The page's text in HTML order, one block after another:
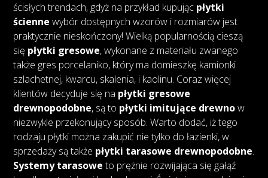
ścisłych trendach, gdyż na przykład kupując płytki
ścienne wybór dostępnych wzorów i rozmiarów jest
praktycznie nieskończony! Wielką popularnością cieszą
się płytki gresowe, wykonane z materiału zwanego
także gres porcelaniko, który ma domieszkę kamionki
szlachetnej, kwarcu, skalenia, i kaolinu. Coraz więcej
klientów decyduje się na płytki gresowe
drewnopodobne, są to płytki imitujące drewnow
niezwykle przekonujący sposób. Warto dodać, iż tego
rodzaju płytki można zakupić nie tylko do łazienki, w
sprzedaży są także płytki tarasowe drewnopodobne.
Systemy tarasoweto prężnie rozwijająca się gałąź